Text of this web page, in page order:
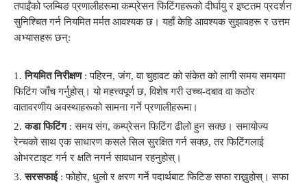
तपाईंको प्लम्बिङ प्रणालीहरूमा कम्प्रेसन फिटिंगहरूको दीर्घायु र इष्टतम प्रदर्शन
सुनिश्चित गर्न नियमित मर्मत आवश्यक छ। यहाँ केहि आवश्यक सुझावहरू र उत्तम
अभ्यासहरू छन्:
1.नियमित निरीक्षण : पहिरन, जंग, वा चुहावट को संकेत को लागी समय समयमा
फिटिंग जाँच गर्नुहोस्। यो महत्त्वपूर्ण छ, विशेष गरी उच्च-दबाव वा कठोर
वातावरणीय अवस्थाहरूको सामना गर्ने प्रणालीहरूमा।
2.कडा फिटिंग : समय संग, कम्प्रेसन फिटिंग ढीलो हुन सक्छ। समायोज्य
रेन्चको साथ एक साधारण कसले सिल सुरक्षित गर्न सक्छ, तर फिटिंगलाई
ओभरटाइट गर्न र क्षति नगर्न सावधान रहनुहोस्।
3.सरसफाई : फोहोर, धुलो र क्षरण गर्ने पदार्थबाट फिटिङ सफा राख्नुहोस्। सफा